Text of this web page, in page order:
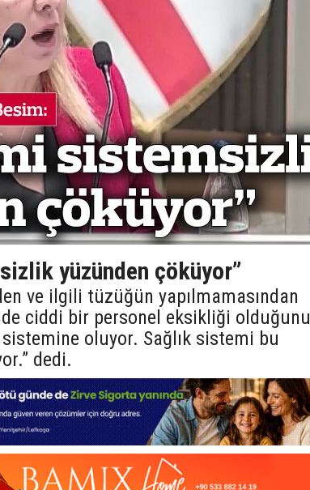
yüzünden çöküyor”
ve ilgili tüzüğün yapılmamasından
ciddi bir personel eksikliği olduğunu
sistemine oluyor. Sağlık sistemi bu
dedi.